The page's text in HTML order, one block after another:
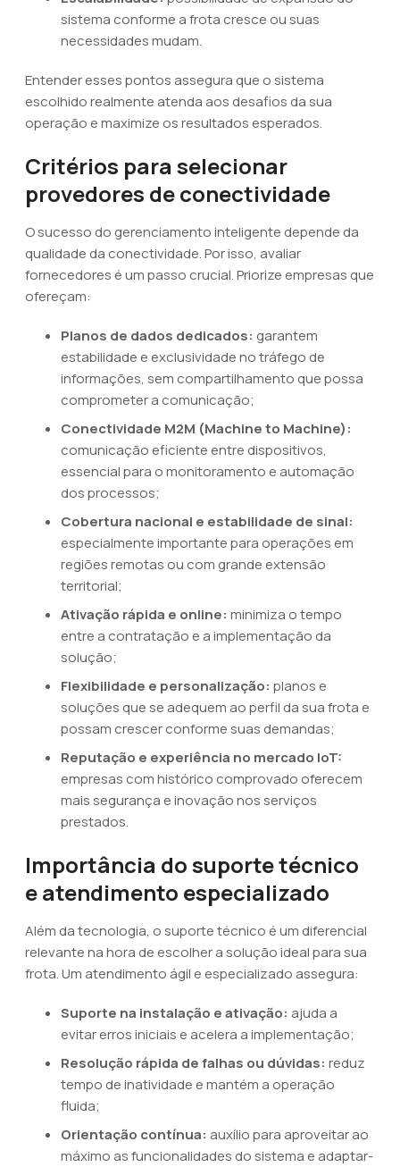
sistema conforme a frota cresce ou suas
necessidades mudam.
Entender esses pontos assegura que o sistema
escolhido realmente atenda aos desafios da sua
operação e maximize os resultados esperados.
Critérios para selecionar
provedores de conectividade
O sucesso do gerenciamento inteligente depende da
qualidade da conectividade. Por isso, avaliar
fornecedores é um passo crucial. Priorize empresas que
ofereçam:
Planos de dados dedicados: garantem
estabilidade e exclusividade no tráfego de
informações, sem compartilhamento que possa
comprometer a comunicação;
Conectividade M2M (Machine to Machine):
comunicação eficiente entre dispositivos,
essencial para o monitoramento e automação
dos processos;
Cobertura nacional e estabilidade de sinal:
especialmente importante para operações em
regiões remotas ou com grande extensão
territorial;
Ativação rápida e online: minimiza o tempo
entre a contratação e a implementação da
solução;
Flexibilidade e personalização: planos e
soluções que se adequem ao perfil da sua frota e
possam crescer conforme suas demandas;
Reputação e experiência no mercado IoT:
empresas com histórico comprovado oferecem
mais segurança e inovação nos serviços
prestados.
Importância do suporte técnico
e atendimento especializado
Além da tecnologia, o suporte técnico é um diferencial
relevante na hora de escolher a solução ideal para sua
frota. Um atendimento ágil e especializado assegura:
Suporte na instalação e ativação: ajuda a
evitar erros iniciais e acelera a implementação;
Resolução rápida de falhas ou dúvidas: reduz
tempo de inatividade e mantém a operação
fluida;
Orientação contínua: auxílio para aproveitar ao
máximo as funcionalidades do sistema e adaptar-